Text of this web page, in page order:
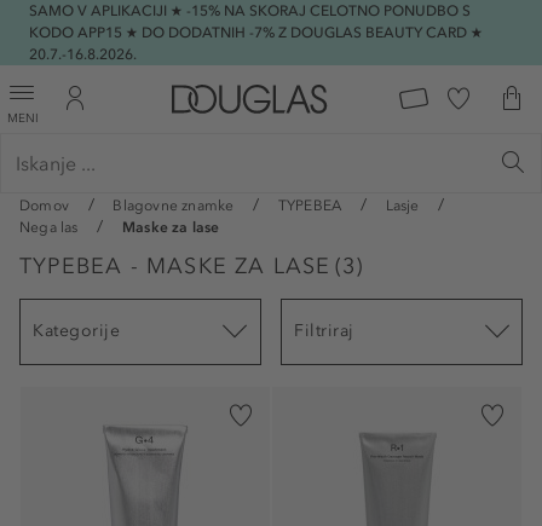
SAMO V APLIKACIJI ★ -15% NA SKORAJ CELOTNO PONUDBO S
KODO APP15 ★ DO DODATNIH -7% Z DOUGLAS BEAUTY CARD ★
20.7.-16.8.2026.
MENI
Domov Blagovne znamke TYPEBEA
Lasje
Nega las
Maske za lase
TYPEBEA - MASKE ZA LASE (3)
Kategorije Filtriraj